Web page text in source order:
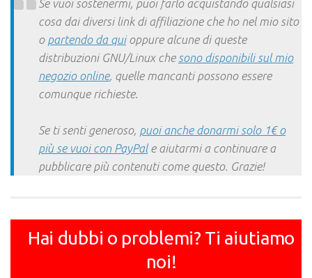
Se vuoi sostenermi, puoi farlo acquistando qualsiasi
cosa dai diversi link di affiliazione che ho nel mio sito
o partendo da quioppure alcune di queste
distribuzioni GNU/Linux che sono disponibili sul mio
negozio online, quelle mancanti possono essere
comunque richieste.
Se ti senti generoso, puoi anche donarmi solo 1€ o
più se vuoi con PayPale aiutarmi a continuare a
pubblicare più contenuti come questo. Grazie!
Hai dubbi o problemi? Ti aiutiamo
noi!